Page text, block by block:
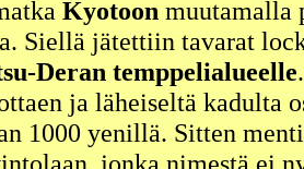
Kyotoon muutamalla
Siellä jätettiin tavarat
Deran temppelialueelle
ja läheiseltä kadulta
1000 yenillä. Sitten